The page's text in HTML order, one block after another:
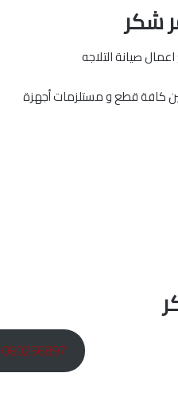
شكر
صيانة التلاجه
كافة قطع و مستلزمات أجهزة